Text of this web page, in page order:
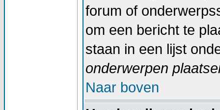
forum of
om een bericht te
staan in een lijst
onderwerpen
Naar boven